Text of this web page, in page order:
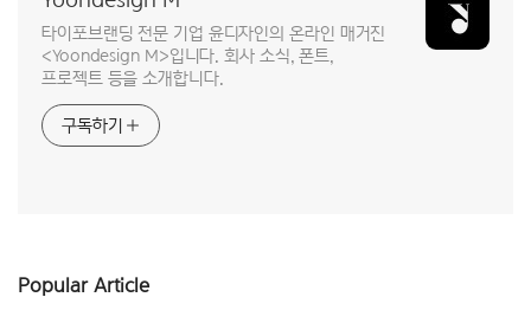
타이포브랜딩 전문 기업 윤디자인의 온라인 매거진
<Yoondesign M>입니다. 회사 소식, 폰트,
프로젝트 등을 소개합니다.
구독하기
Popular Article